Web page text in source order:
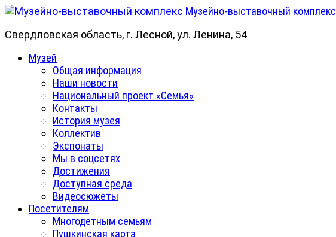
Skip
content
Музейно-выставочный комплекс
Свердловская область, г. Лесной, ул. Ленина, 54
PrimaryМузей
Общая информация
Наши новости
Национальный проект «Семья»
Контакты
История музея
Коллектив
Экспонаты
Мы в соцсетях
Достижения
Доступная среда
Видеосюжеты
Посетителям
Многодетным семьям
Пушкинская карта